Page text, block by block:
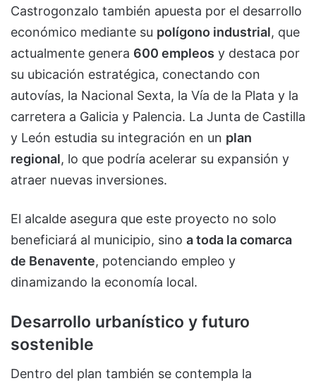
Castrogonzalo también apuesta por el desarrollo
económico mediante su polígono industrial, que
actualmente genera 600 empleos y destaca por
su ubicación estratégica, conectando con
autovías, la Nacional Sexta, la Vía de la Plata y la
carretera a Galicia y Palencia. La Junta de Castilla
y León estudia su integración en un plan
regional, lo que podría acelerar su expansión y
atraer nuevas inversiones.
El alcalde asegura que este proyecto no solo
beneficiará al municipio, sino a toda la comarca
de Benavente, potenciando empleo y
dinamizando la economía local.
Desarrollo urbanístico y futuro
sostenible
Dentro del plan también se contempla la